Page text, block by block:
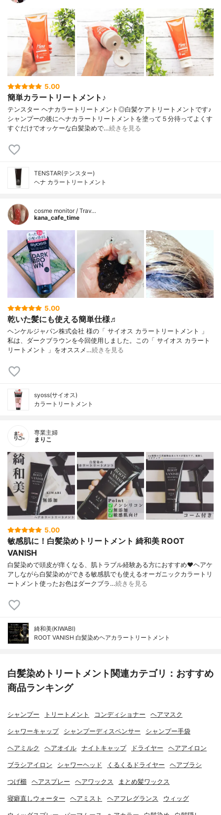
5.00
簡単カラートリートメント♪
テンスター ヘナカラートリートメント◎白髪ケアトリートメントです♪
シャンプーの後にヘナカラートリートメントを塗って５分待ってよくす
すぐだけでオッケーな白髪染めで…続きを見る
TENSTAR(テンスター)
ヘナ カラートリートメント
cosme monitor / Trav…
kana_cafe_time
5.00
乾いた髪にも使える簡単仕様♬
ヘンケルジャパン株式会社 様の「 サイオス カラートリートメント 」
私は、ダークブラウンを今回使用しました。この「 サイオス カラート
リートメント 」をオススメ…続きを見る
syoss(サイオス)
カラートリートメント
専業主婦
まりこ
5.00
敏感肌に！白髪染めトリートメント 綺和美 ROOT
VANISH
白髪染めで頭皮が痒くなる、肌トラブル経験ある方におすすめ❤ヘアケ
アしながら白髪染めができる敏感肌でも使えるオーガニックカラートリ
ートメント使ったお色はダークブラ…続きを見る
綺和美(KIWABI)
ROOT VANISH 白髪染めヘアカラートリートメント
白髪染めトリートメント関連カテゴリ：おすすめ
商品ランキング
シャンプー トリートメント コンディショナー ヘアマスク
シャワーキャップ シャンプーディスペンサー シャンプー手袋
ヘアミルク ヘアオイル ナイトキャップ ドライヤー ヘアアイロン
ブラシアイロン シャワーヘッド くるくるドライヤー ヘアブラシ
つげ櫛 ヘアスプレー ヘアワックス まとめ髪ワックス
寝癖直しウォーター ヘアミスト ヘアフレグランス ウィッグ